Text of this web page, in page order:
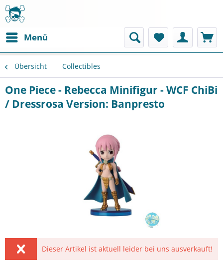
Menü
Übersicht Collectibles
One Piece - Rebecca Minifigur - WCF ChiBi
/ Dressrosa Version: Banpresto
Dieser Artikel ist aktuell leider bei uns ausverkauft!